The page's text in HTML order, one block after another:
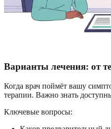
Варианты лечения: от
Когда врач поймёт вашу
терапии. Важно знать
Ключевые вопросы: